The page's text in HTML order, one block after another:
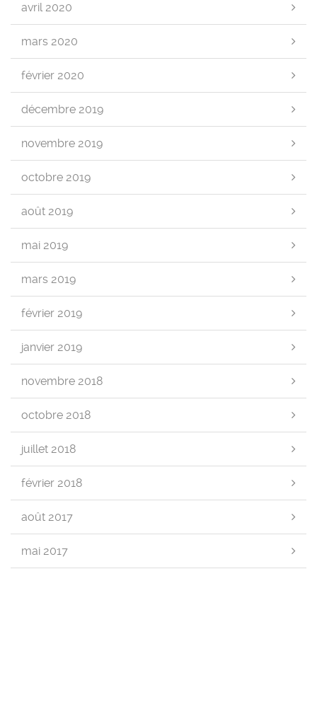
avril 2020
mars 2020
février 2020
décembre 2019
novembre 2019
octobre 2019
août 2019
mai 2019
mars 2019
février 2019
janvier 2019
novembre 2018
octobre 2018
juillet 2018
février 2018
août 2017
mai 2017